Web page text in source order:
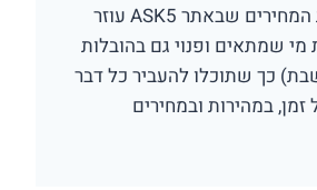
מנגנון השוואת המחירים שבאתר ASK5 עוזר
שמתאים ופנוי גם בהובלות
כך שתוכלו להעביר כל דבר
במהירות ובמחירים